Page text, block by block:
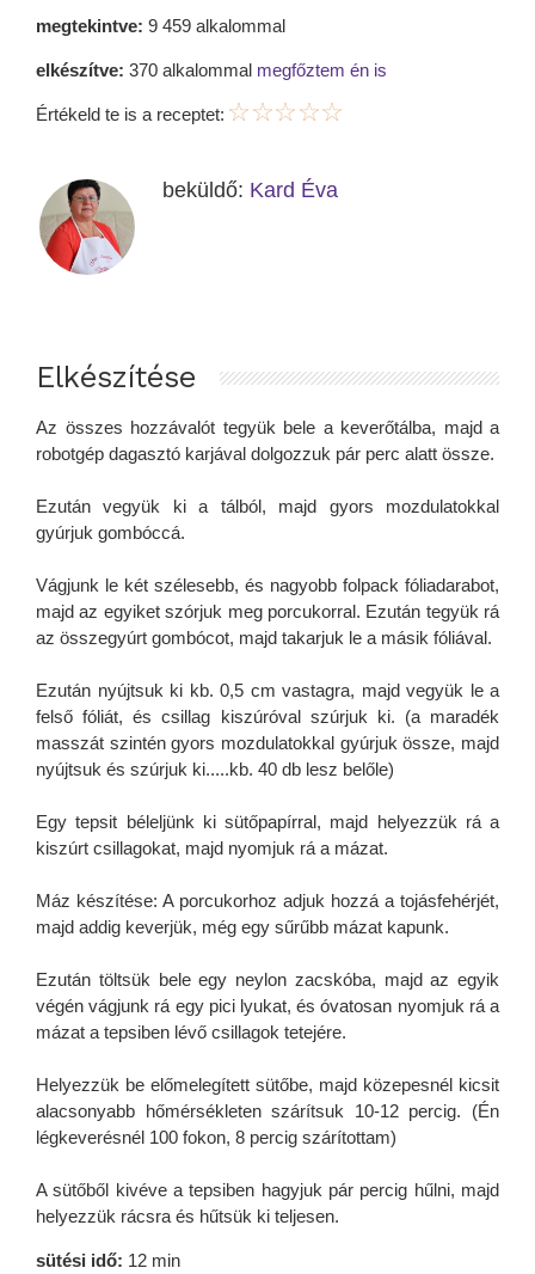
megtekintve: 9 459 alkalommal
elkészítve: 370 alkalommal megfőztem én is
Értékeld te is a receptet:
beküldő: Kard Éva
Elkészítése
Az összes hozzávalót tegyük bele a keverőtálba, majd a
robotgép dagasztó karjával dolgozzuk pár perc alatt össze.
Ezután vegyük ki a tálból, majd gyors mozdulatokkal
gyúrjuk gombóccá.
Vágjunk le két szélesebb, és nagyobb folpack fóliadarabot,
majd az egyiket szórjuk meg porcukorral. Ezután tegyük rá
az összegyúrt gombócot, majd takarjuk le a másik fóliával.
Ezután nyújtsuk ki kb. 0,5 cm vastagra, majd vegyük le a
felső fóliát, és csillag kiszúróval szúrjuk ki. (a maradék
masszát szintén gyors mozdulatokkal gyúrjuk össze, majd
nyújtsuk és szúrjuk ki.....kb. 40 db lesz belőle)
Egy tepsit béleljünk ki sütőpapírral, majd helyezzük rá a
kiszúrt csillagokat, majd nyomjuk rá a mázat.
Máz készítése: A porcukorhoz adjuk hozzá a tojásfehérjét,
majd addig keverjük, még egy sűrűbb mázat kapunk.
Ezután töltsük bele egy neylon zacskóba, majd az egyik
végén vágjunk rá egy pici lyukat, és óvatosan nyomjuk rá a
mázat a tepsiben lévő csillagok tetejére.
Helyezzük be előmelegített sütőbe, majd közepesnél kicsit
alacsonyabb hőmérsékleten szárítsuk 10-12 percig. (Én
légkeverésnél 100 fokon, 8 percig szárítottam)
A sütőből kivéve a tepsiben hagyjuk pár percig hűlni, majd
helyezzük rácsra és hűtsük ki teljesen.
sütési idő: 12 min